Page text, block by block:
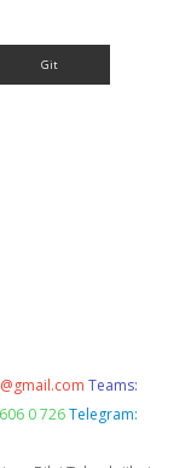
Teams:
0 726 Telegram: